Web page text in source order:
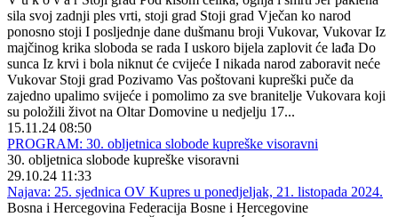
sila svoj zadnji ples vrti, stoji grad Stoji grad Vječan ko narod
ponosno stoji I posljednje dane dušmanu broji Vukovar, Vukovar Iz
majčinog krika sloboda se rada I uskoro bijela zaplovit će lađa Do
sunca Iz krvi i bola niknut će cvijeće I nikada narod zaboravit neće
Vukovar Stoji grad Pozivamo Vas poštovani kupreški puče da
zajedno upalimo svijeće i pomolimo za sve branitelje Vukovara koji
su položili život na Oltar Domovine u nedjelju 17...
15.11.24 08:50
PROGRAM: 30. obljetnica slobode kupreške visoravni
30. obljetnica slobode kupreške visoravni
29.10.24 11:33
Najava: 25. sjednica OV Kupres u ponedjeljak, 21. listopada 2024.
Bosna i Hercegovina Federacija Bosne i Hercegovine